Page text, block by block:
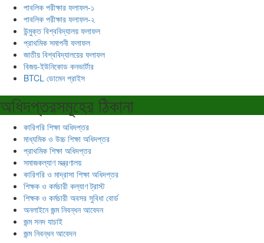
পাবলিক পরীক্ষার ফলাফল-১
পাবলিক পরীক্ষার ফলাফল-২
উন্মুক্ত বিশ্ববিদ্যালয় ফলাফল
প্রাথমিক সমাপনী ফলাফল
জাতীয় বিশ্ববিদ্যালয়ের ফলাফল
বিজয়-ইউনিকোড কনভার্টার
BTCL ডোমেন প্রাইস
অধিদপ্তরসমূহের ঠিকানা
কারিগরি শিক্ষা অধিদপ্তর
মাধ্যমিক ও উচ্চ শিক্ষা অধিদপ্তর
প্রাথমিক শিক্ষা অধিদপ্তর
সমাজকল্যাণ মন্ত্রণালয়
কারিগরি ও মাদ্রাসা শিক্ষা অধিদপ্তর
শিক্ষক ও কর্মচারী কল্যাণ ট্রাস্ট
শিক্ষক ও কর্মচারী অবসর সুবিধা বোর্ড
অনলাইনে জন্ম নিবন্ধন আবেদন
জন্ম সনদ যাচাই
জন্ম নিবন্ধন আবেদন